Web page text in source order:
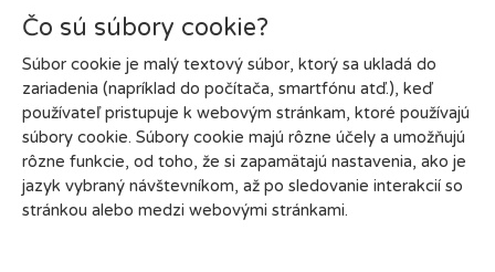
Čo sú súbory cookie?
Súbor cookie je malý textový súbor, ktorý sa ukladá do
zariadenia (napríklad do počítača, smartfónu atď.), keď
používateľ pristupuje k webovým stránkam, ktoré používajú
súbory cookie. Súbory cookie majú rôzne účely a umožňujú
rôzne funkcie, od toho, že si zapamätajú nastavenia, ako je
jazyk vybraný návštevníkom, až po sledovanie interakcií so
stránkou alebo medzi webovými stránkami.